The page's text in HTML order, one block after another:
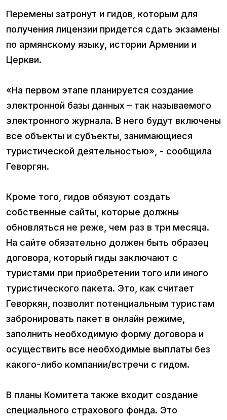
Перемены затронут и гидов, которым для
получения лицензии придется сдать экзамены
по армянскому языку, истории Армении и
Церкви.
«На первом этапе планируется создание
электронной базы данных – так называемого
электронного журнала. В него будут включены
все объекты и субъекты, занимающиеся
туристической деятельностью», - сообщила
Геворгян.
Кроме того, гидов обязуют создать
собственные сайты, которые должны
обновляться не реже, чем раз в три месяца.
На сайте обязательно должен быть образец
договора, который гиды заключают с
туристами при приобретении того или иного
туристического пакета. Это, как считает
Геворкян, позволит потенциальным туристам
забронировать пакет в онлайн режиме,
заполнить необходимую форму договора и
осуществить все необходимые выплаты без
какого-либо компании/встречи с гидом.
В планы Комитета также входит создание
специального страхового фонда. Это